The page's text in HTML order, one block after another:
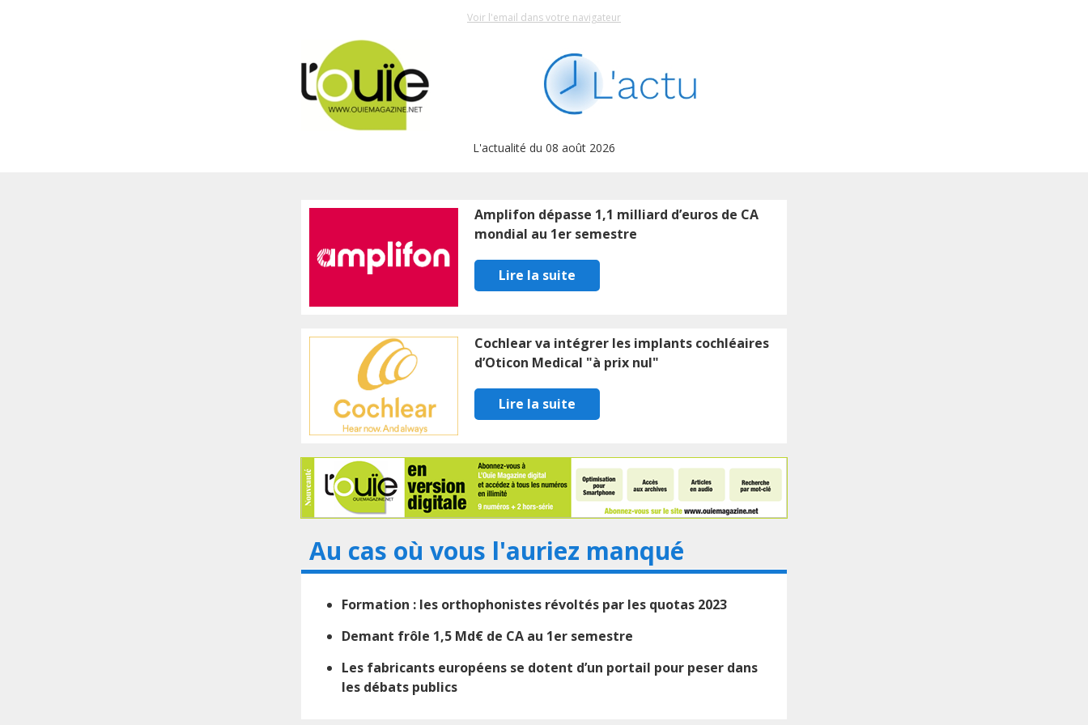
Voir l'email dans votre navigateur
L'actualité du 08 août 2026
Amplifon dépasse 1,1 milliard d’euros de CA
mondial au 1er semestre
Lire la suite
Cochlear va intégrer les implants cochléaires
d’Oticon Medical "à prix nul"
Lire la suite
Au cas où vous l'auriez manqué
Formation : les orthophonistes révoltés par les quotas 2023
Demant frôle 1,5 Md€ de CA au 1er semestre
Les fabricants européens se dotent d’un portail pour peser dans
les débats publics